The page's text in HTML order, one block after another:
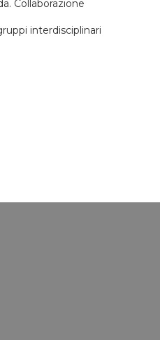
Collaborazione
interdisciplinari